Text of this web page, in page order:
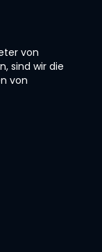
von
sind wir die
von